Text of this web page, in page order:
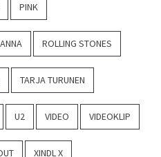
PINK
ROLLING STONES
TARJA TURUNEN
U2 VIDEO VIDEOKLIP
XINDL X